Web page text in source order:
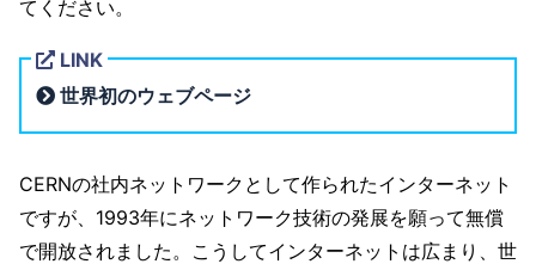
てください。
LINK
世界初のウェブページ
CERNの社内ネットワークとして作られたインターネット
ですが、1993年にネットワーク技術の発展を願って無償
で開放されました。こうしてインターネットは広まり、世